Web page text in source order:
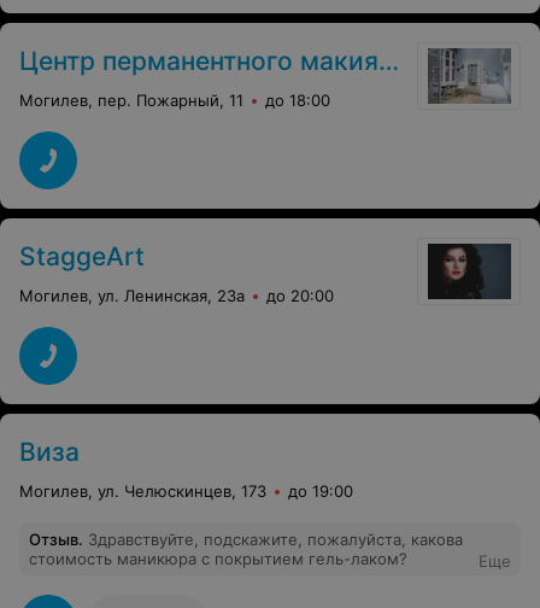
химии. Ну думаю ладно пройдет, но к всему что было у
30руб и завтра иду стричься налысо чтобы отрастить
нормальные волосы. Думаю я вам все объяснил как
там делают. Не тратьте время и деньги на это
Центр перманентного макияжа
Могилев, пер. Пожарный, 11 до 18:00
StaggeArt
Могилев, ул. Ленинская, 23а до 20:00
Виза
Могилев, ул. Челюскинцев, 173 до 19:00
Отзыв. Здравствуйте, подскажите, пожалуйста, какова
стоимость маникюра с покрытием гель-лаком?
Еще